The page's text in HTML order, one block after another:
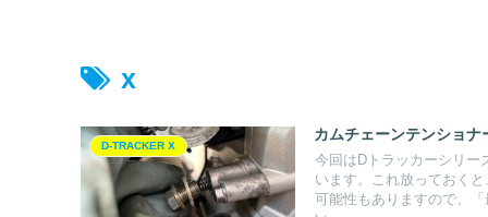
x
D-TRACKER X
カムチェーンテンショナ
今回はDトラッカーシリー
います。これ放っておく
可能性もありますので、